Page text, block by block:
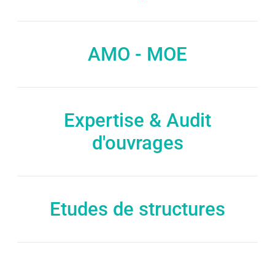
AMO - MOE
Expertise & Audit
d'ouvrages
Etudes de structures